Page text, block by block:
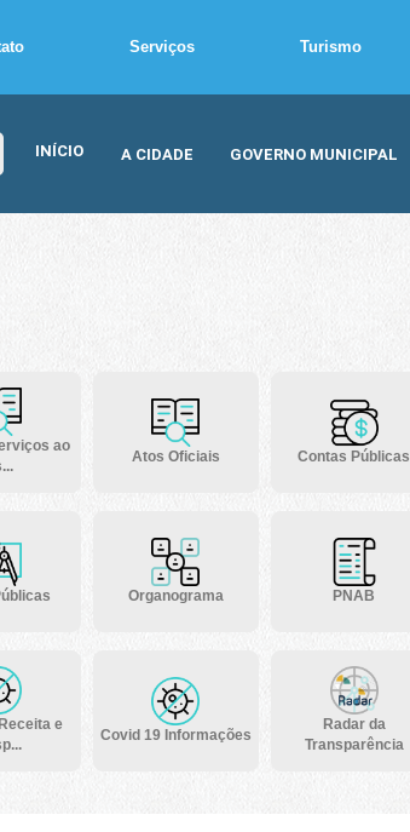
Serviços Turismo
INÍCIO A CIDADE GOVERNO MUNICIPAL
ao
Atos Oficiais Contas Públicas
Organograma PNAB
e
Covid 19 Informações
Radar da
Transparência